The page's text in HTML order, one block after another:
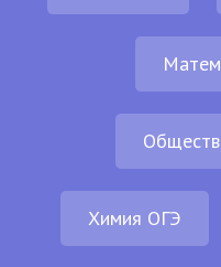
Химия ОГЭ